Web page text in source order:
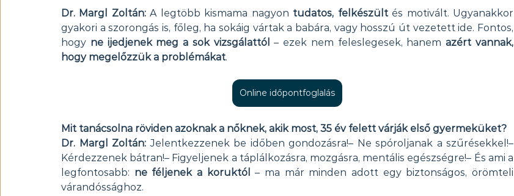
Dr. Margl Zoltán: A legtöbb kismama nagyon tudatos, felkészült és motivált. Ugyanakkor
gyakori a szorongás is, főleg, ha sokáig vártak a babára, vagy hosszú út vezetett ide. Fontos,
hogy ne ijedjenek meg a sok vizsgálattól – ezek nem feleslegesek, hanem azért vannak,
hogy megelőzzük a problémákat.
Online időpontfoglalás
Mit tanácsolna röviden azoknak a nőknek, akik most, 35 év felett várják első gyermeküket?
Dr. Margl Zoltán: Jelentkezzenek be időben gondozásra!– Ne spóroljanak a szűrésekkel!–
Kérdezzenek bátran!– Figyeljenek a táplálkozásra, mozgásra, mentális egészségre!– És ami a
legfontosabb: ne féljenek a koruktól
– ma már minden adott egy biztonságos, örömteli
várandóssághoz.